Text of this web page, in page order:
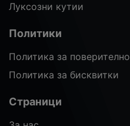
Луксозни кутии
Политики
Политика за
Политика за бисквитки
Страници